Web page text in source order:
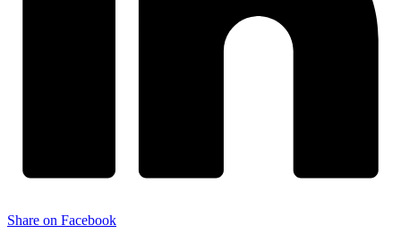
Share on Facebook